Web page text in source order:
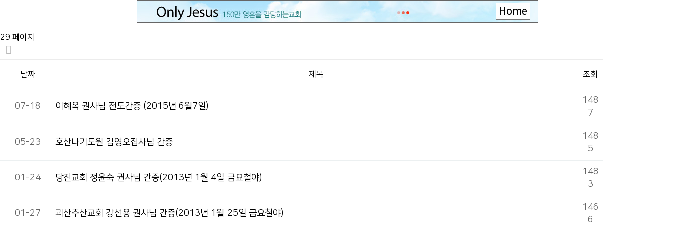
Home
29 페이지
날짜 제목 조회
07-18 이혜옥 권사님 전도간증 (2015년 6월7일)
148
7
05-23 호산나기도원 김영오집사님 간증
148
5
01-24 당진교회 정윤숙 권사님 간증(2013년 1월 4일 금요철야)
148
3
01-27 괴산추산교회 강선용 권사님 간증(2013년 1월 25일 금요철야)
146
6